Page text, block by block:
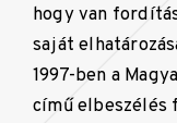
hogy van
saját
1997-ben a
című elbeszélés